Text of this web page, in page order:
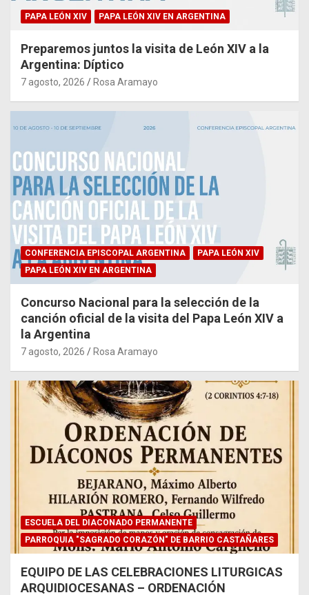
PAPA LEÓN XIV PAPA LEÓN XIV EN ARGENTINA
Preparemos juntos la visita de León XIV a la
Argentina: Díptico
7 agosto, 2026 Rosa Aramayo
CONFERENCIA EPISCOPAL ARGENTINA
PAPA LEÓN XIV
PAPA LEÓN XIV EN ARGENTINA
Concurso Nacional para la selección de la
canción oficial de la visita del Papa León XIV a
la Argentina
7 agosto, 2026 Rosa Aramayo
ESCUELA DEL DIACONADO PERMANENTE
PARROQUIA "SAGRADO CORAZÓN" DE BARRIO CASTAÑARES
EQUIPO DE LAS CELEBRACIONES LITURGICAS
ARQUIDIOCESANAS – ORDENACIÓN